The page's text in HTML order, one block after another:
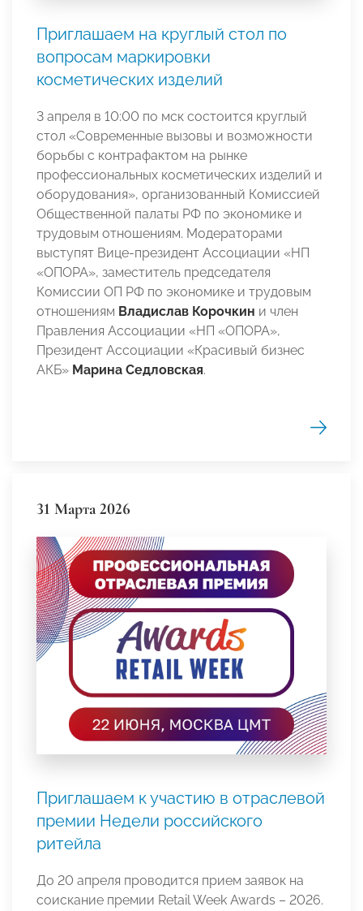
Приглашаем на круглый стол по
вопросам маркировки
косметических изделий
3 апреля в 10:00 по мск состоится круглый
стол «Современные вызовы и возможности
борьбы с контрафактом на рынке
профессиональных косметических изделий и
оборудования», организованный Комиссией
Общественной палаты РФ по экономике и
трудовым отношениям. Модераторами
выступят Вице-президент Ассоциации «НП
«ОПОРА», заместитель председателя
Комиссии ОП РФ по экономике и трудовым
отношениям Владислав Корочкин и член
Правления Ассоциации «НП «ОПОРА»,
Президент Ассоциации «Красивый бизнес
АКБ» Марина Седловская.
31 Марта 2026
Приглашаем к участию в отраслевой
премии Недели российского
ритейла
До 20 апреля проводится прием заявок на
соискание премии Retail Week Awards – 2026.